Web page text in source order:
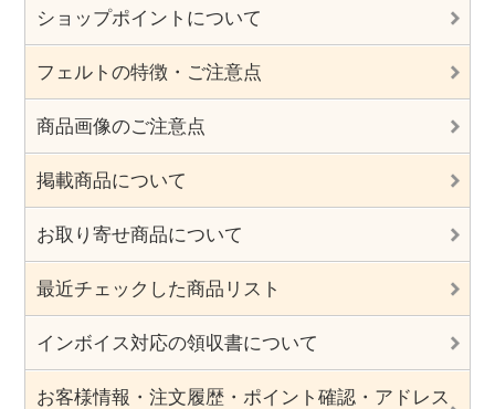
ショップポイントについて
フェルトの特徴・ご注意点
商品画像のご注意点
掲載商品について
お取り寄せ商品について
最近チェックした商品リスト
インボイス対応の領収書について
お客様情報・注文履歴・ポイント確認・アドレス